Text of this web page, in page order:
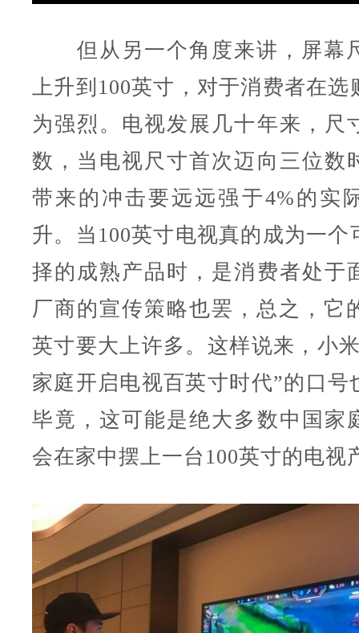
但从另一个角度来讲，屏幕
上升到100英寸，对于消费者在
为强烈。电视发展几十年来，尺
数，当电视尺寸首次迈向三位数
带来的冲击要远远强于4%的实
升。当100英寸电视真的成为一个
择的成熟产品时，是消费者处于
厂商的宣传策略也罢，总之，它
英寸要大上许多。这样说来，小
家庭开启电视百英寸时代”的口号
毕竟，这可能是绝大多数中国家
会在家中摆上一台100英寸的电视